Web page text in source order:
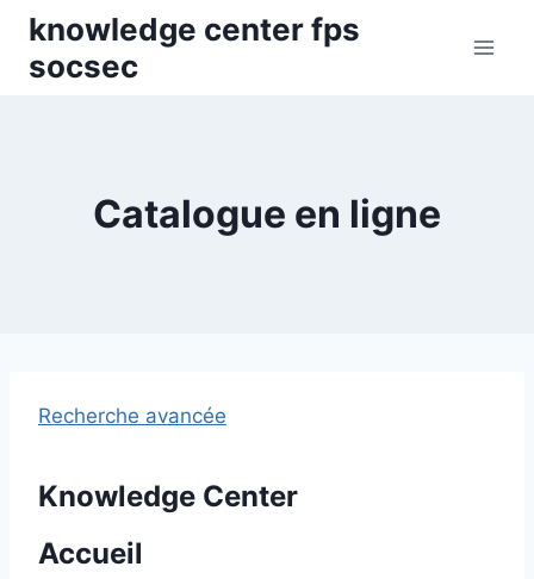
Skip
content
knowledge center fps
socsec
Catalogue en ligne
Recherche avancée
Knowledge Center
Accueil